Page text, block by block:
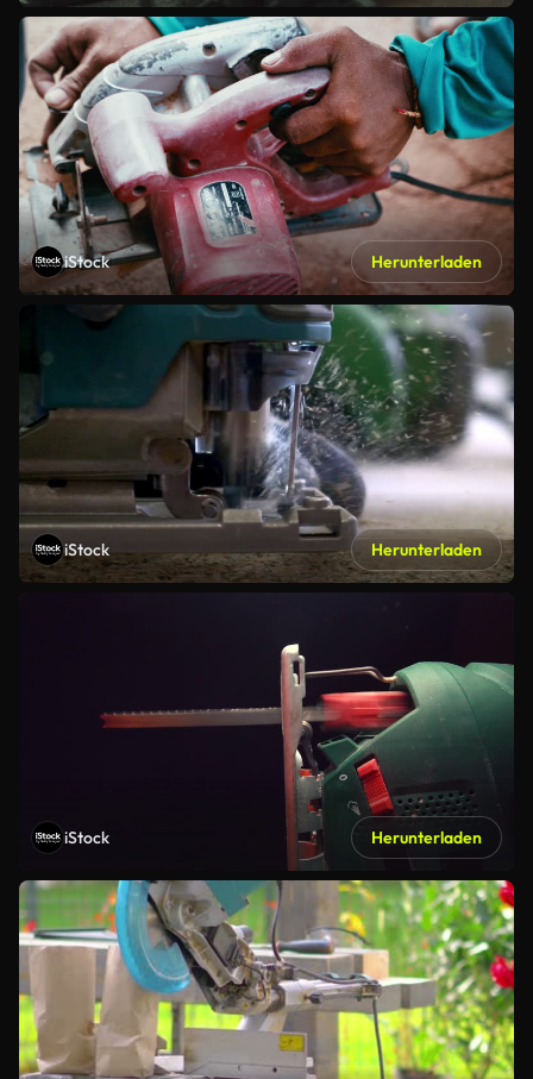
iStock Herunterladen
iStock Herunterladen
iStock Herunterladen